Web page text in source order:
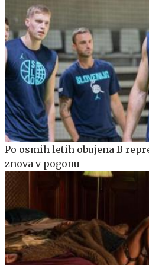
Po osmih letih obujena B
znova v pogonu